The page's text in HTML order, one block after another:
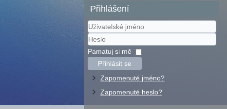
Přihlášení
Uživatelské
jméno
Heslo
Pamatuj si mě
Přihlásit se
Zapomenuté jméno?
Zapomenuté heslo?